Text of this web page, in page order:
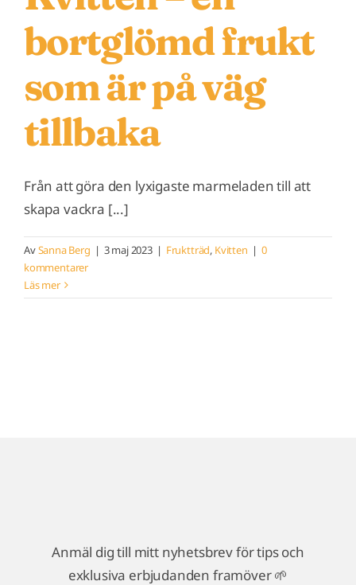
bortglömd frukt
som är på väg
tillbaka
Från att göra den lyxigaste marmeladen till att
skapa vackra [...]
AvSanna Berg | 3 maj 2023 | Fruktträd, Kvitten | 0
kommentarer
Läs mer
Anmäl dig till mitt nyhetsbrev för tips och
exklusiva erbjudanden framöver 🌱